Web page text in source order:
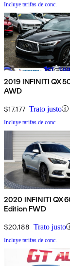
Incluye tarifas de conc.
2019 INFINITI
AWD
$17,177 Trato justo
Incluye tarifas de conc.
2020 INFINITI
Edition FWD
$20,188 Trato justo
Incluye tarifas de conc.